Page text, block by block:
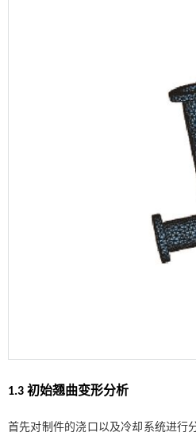
1.3 初始翘曲变形分析
首先对制件的浇口以及冷却系统进行